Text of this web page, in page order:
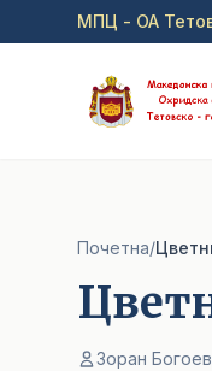
Прејди на главна
МПЦ - ОА
Почетна/
Зоран